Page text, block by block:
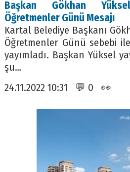
Başkan Gökhan Yüksel
Öğretmenler Günü Mesajı
Kartal Belediye Başkanı
Öğretmenler Günü sebebi
yayımladı. Başkan Yüksel
şu…
24.11.2022 10:31 💬 0 👀